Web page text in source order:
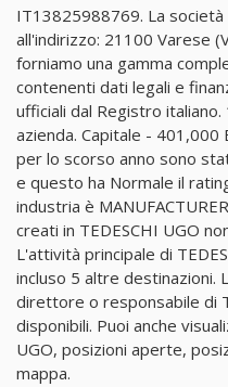
IT13825988769. La società
all'indirizzo: 21100 Varese
forniamo una gamma
contenenti dati legali e
ufficiali dal Registro
azienda. Capitale - 401,000
per lo scorso anno sono
e questo ha Normale il
industria è
creati in TEDESCHI UGO
L'attività principale di
incluso 5 altre destinazioni.
direttore o responsabile di
disponibili. Puoi anche
UGO, posizioni aperte,
mappa.